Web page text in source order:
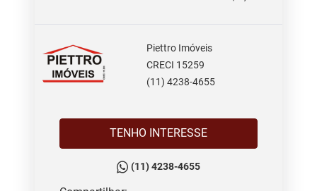
Piettro Imóveis
CRECI 15259
(11) 4238-4655
TENHO INTERESSE
(11) 4238-4655